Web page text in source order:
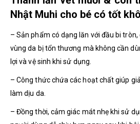
Nhật Muhi cho bé có tốt
– Sản phẩm có dạng lăn với đầu bi
vùng da bị tổn thương mà không cần
lợi và vệ sinh khi sử dụng.
– Công thức chứa các hoạt chất giúp
làm dịu da.
– Đồng thời, cảm giác mát nhẹ khi sử